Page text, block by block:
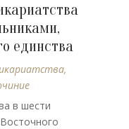
единства
,
в шести